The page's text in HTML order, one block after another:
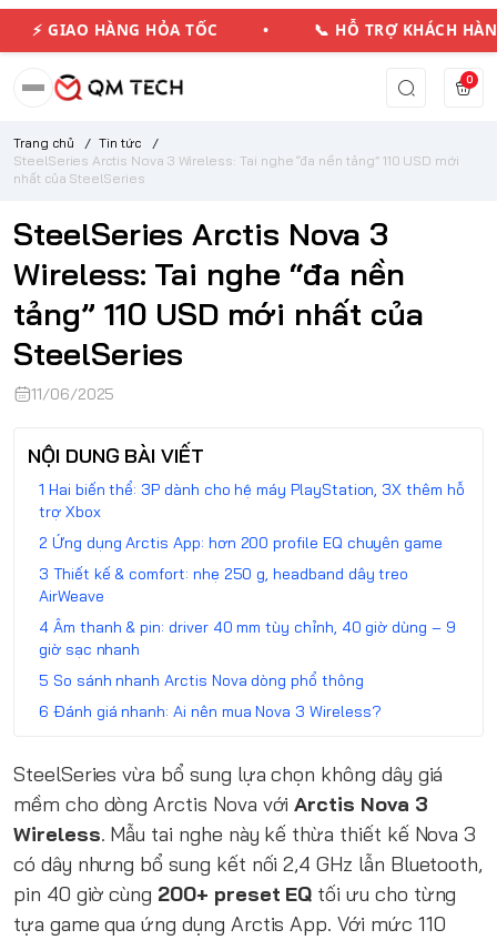
HÀNG HỎA TỐC • 📞 HỖ TRỢ KHÁCH
0
Trang chủ / Tin tức
/
SteelSeries Arctis Nova 3 Wireless: Tai nghe “đa nền tảng” 110 USD mới
nhất của SteelSeries
SteelSeries Arctis Nova 3
Wireless: Tai nghe “đa nền
tảng” 110 USD mới nhất của
SteelSeries
11/06/2025
NỘI DUNG BÀI VIẾT
Hai biến thể: 3P dành cho hệ máy PlayStation, 3X thêm hỗ
trợ Xbox
Ứng dụng Arctis App: hơn 200 profile EQ chuyên game
Thiết kế & comfort: nhẹ 250 g, headband dây treo
AirWeave
Âm thanh & pin: driver 40 mm tùy chỉnh, 40 giờ dùng – 9
giờ sạc nhanh
So sánh nhanh Arctis Nova dòng phổ thông
Đánh giá nhanh: Ai nên mua Nova 3 Wireless?
SteelSeries vừa bổ sung lựa chọn không dây giá
mềm cho dòng Arctis Nova vớiArctis Nova 3
Wireless. Mẫu tai nghe này kế thừa thiết kế Nova 3
có dây nhưng bổ sung kết nối 2,4 GHz lẫn Bluetooth,
pin 40 giờ cùng 200+ preset EQ tối ưu cho từng
tựa game qua ứng dụng Arctis App. Với mức 110